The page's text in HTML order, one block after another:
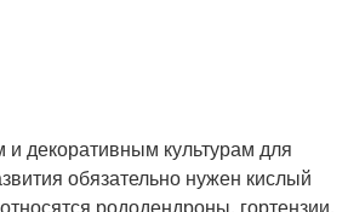
декоративным культурам для
обязательно нужен кислый